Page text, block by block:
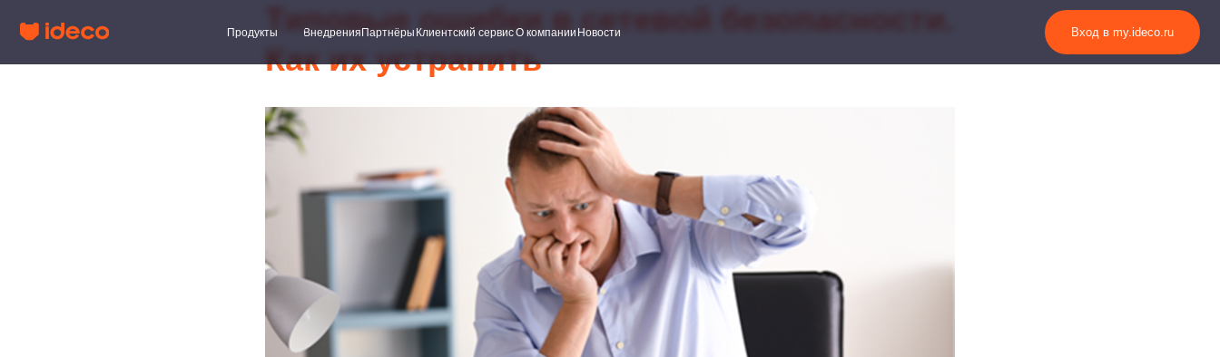
Продукты Внедрения ПартнёрыКлиентский сервисО компанииНовости Вход в my.ideco.ru
Типовые ошибки в сетевой безопасности.
Как их устранить